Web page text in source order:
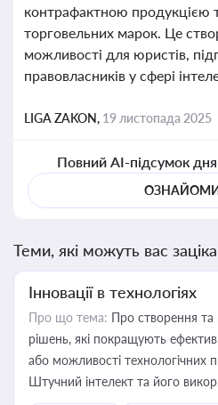
контрафактною продукцією
торговельних марок. Це
можливості для юристів,
правовласників у сфері
LIGA ZAKON, 19 листопада 2025
Повний AI-підсумок
Теми, які можуть вас
Інновації в технологіях
Про що тема: Про створення
рішень, які покращують
або можливості технологічних
Штучний інтелект та його